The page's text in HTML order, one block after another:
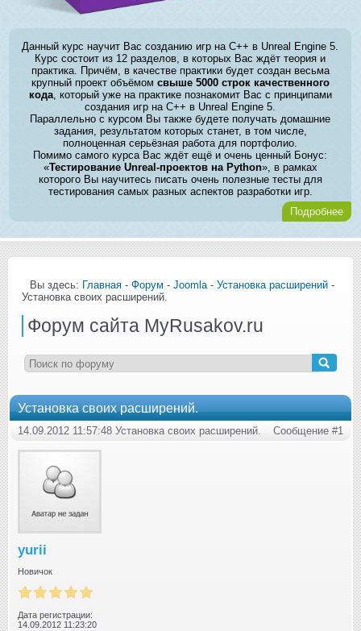
Данный курс научит Вас созданию игр на C++ в Unreal Engine 5.
Курс состоит из 12 разделов, в которых Вас ждёт теория и
практика. Причём, в качестве практики будет создан весьма
крупный проект объёмом свыше 5000 строк качественного
кода, который уже на практике познакомит Вас с принципами
создания игр на C++ в Unreal Engine 5.
Параллельно с курсом Вы также будете получать домашние
задания, результатом которых станет, в том числе,
полноценная серьёзная работа для портфолио.
Помимо самого курса Вас ждёт ещё и очень ценный Бонус:
«Тестирование Unreal-проектов на Python», в рамках
которого Вы научитесь писать очень полезные тесты для
тестирования самых разных аспектов разработки игр.
Подробнее
Вы здесь: Главная - Форум - Joomla - Установка расширений -
Установка своих расширений.
Форум сайта MyRusakov.ru
Установка своих расширений.
14.09.2012 11:57:48 Установка своих расширений. Сообщение #1
yurii
Новичок
Дата регистрации:
14.09.2012 11:23:20